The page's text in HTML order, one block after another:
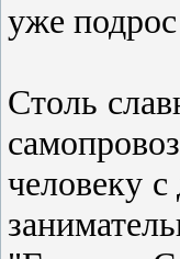
уже
Cтоль
человеку c